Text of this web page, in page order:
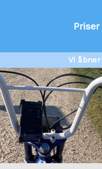
Priser
Vi